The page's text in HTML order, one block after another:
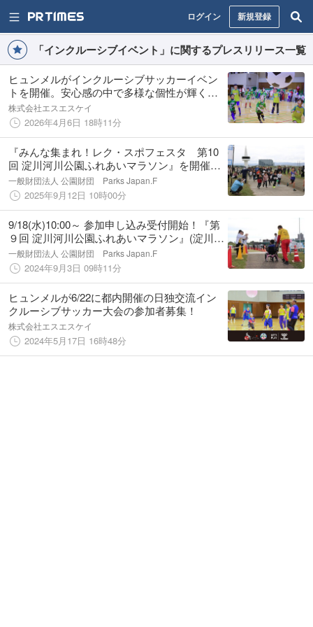
ログイン 新規登録
「インクルーシブイベント」に関するプレスリリース一覧
ヒュンメルがインクルーシブサッカーイベン
トを開催。安心感の中で多様な個性が輝く工
夫
株式会社エスエスケイ
2026年4月6日 18時11分
『みんな集まれ！レク・スポフェスタ 第10
回 淀川河川公園ふれあいマラソン』を開催！
(淀川河川公園)
一般財団法人 公園財団 Parks Japan.F
2025年9月12日 10時00分
9/18(水)10:00～ 参加申し込み受付開始！『第
９回 淀川河川公園ふれあいマラソン』(淀川河
川公園)
一般財団法人 公園財団 Parks Japan.F
2024年9月3日 09時11分
ヒュンメルが6/22に都内開催の日独交流イン
クルーシブサッカー大会の参加者募集！
株式会社エスエスケイ
2024年5月17日 16時48分